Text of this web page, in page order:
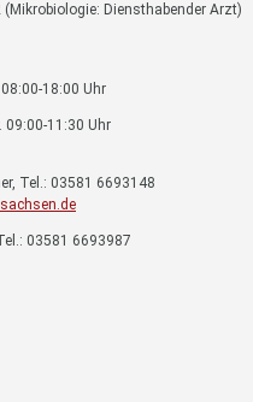
Diensthabender Arzt)
08:00-18:00 Uhr
09:00-11:30 Uhr
Tel.: 03581 6693148
03581 6693987